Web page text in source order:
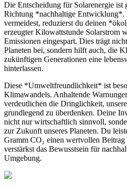
Die Entscheidung für Solarenergie ist
Richtung *nachhaltige Entwicklung*.
vermeidest, reduzierst du deinen
erzeugter Kilowattstunde Solarstrom
Emissionen eingespart. Dies trägt
Planeten bei, sondern hilft auch, die
zukünftigen Generationen eine
hinterlassen.
Diese *Umweltfreundlichkeit* ist
Klimawandels. Anhaltende
verdeutlichen die Dringlichkeit,
grundlegend zu überdenken. Deine
nicht nur wirtschaftlich sinnvoll,
zur Zukunft unseres Planeten. Du
Gramm CO₂ einen wertvollen
verstärkst das Bewusstsein für
Umgebung.